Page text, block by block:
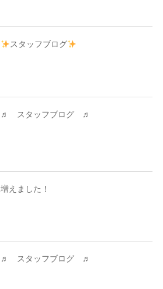
スタッフブログ
♬ スタッフブログ ♬
増えました！
♬ スタッフブログ ♬